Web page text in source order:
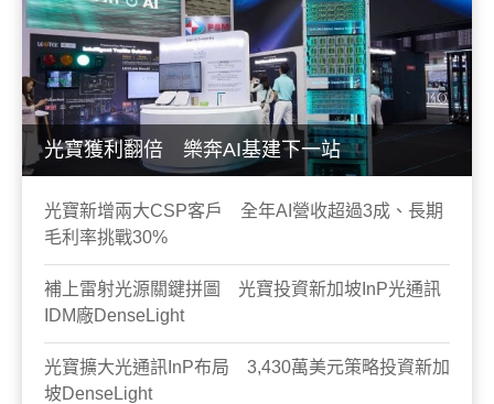
光寶獲利翻倍 樂奔AI基建下一站
光寶新增兩大CSP客戶 全年AI營收超過3成、長期
毛利率挑戰30%
補上雷射光源關鍵拼圖 光寶投資新加坡InP光通訊
IDM廠DenseLight
光寶擴大光通訊InP布局 3,430萬美元策略投資新加
坡DenseLight